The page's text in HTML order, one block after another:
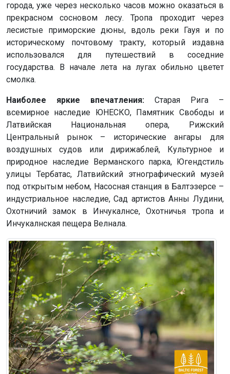
города, уже через несколько часов можно оказаться в
прекрасном сосновом лесу. Тропа проходит через
лесистые приморские дюны, вдоль реки Гауя и по
историческому почтовому тракту, который издавна
использовался для путешествий в соседние
государства. В начале лета на лугах обильно цветет
смолка.
Наиболее яркие впечатления: Старая Рига –
всемирное наследие ЮНЕСКО, Памятник Свободы и
Латвийская Национальная опера, Рижский
Центральный рынок – исторические ангары для
воздушных судов или дирижаблей, Культурное и
природное наследие Верманского парка, Югендстиль
улицы Тербатас, Латвийский этнографический музей
под открытым небом, Насосная станция в Балтэзерсе –
индустриальное наследие, Сад артистов Анны Лудини,
Охотничий замок в Инчукалнсе, Охотничья тропа и
Инчукалнская пещера Велнала.